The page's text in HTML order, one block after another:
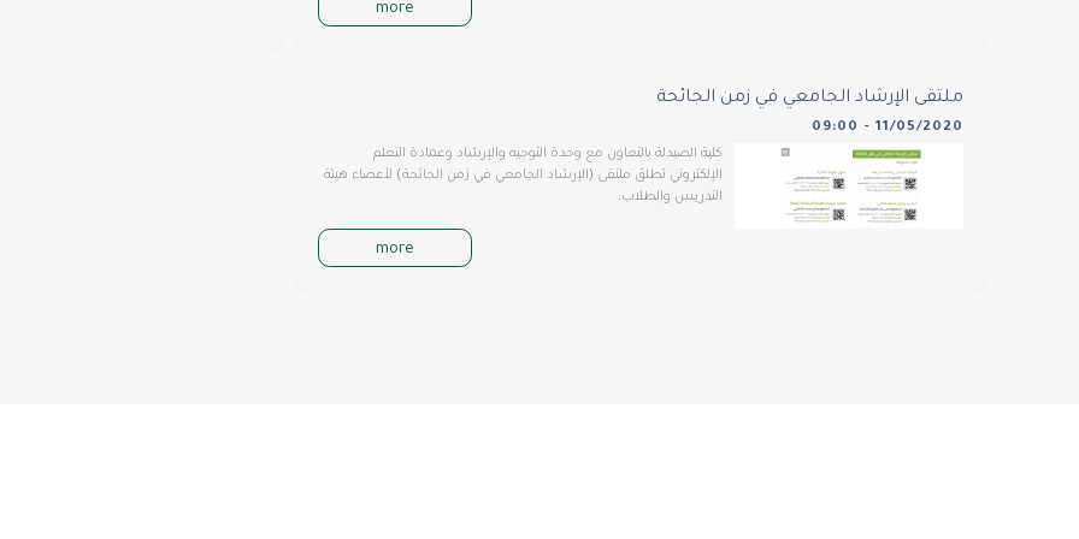
more
ملتقى الإرشاد الجامعي في زمن الجائحة
11/05/2020 - 09:00
كلية الصيدلة بالتعاون مع وحدة التوجيه والإرشاد وعمادة التعلم
الإلكتروني تطلق ملتقى (الإرشاد الجامعي في زمن الجائحة) لأعضاء هيئة
التدريس والطلاب.
more